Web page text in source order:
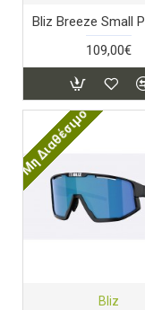
109,00€
Μη Διαθέσιμο
Bliz